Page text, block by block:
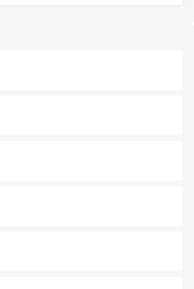
は地元の風情を楽しめる外せないスポット